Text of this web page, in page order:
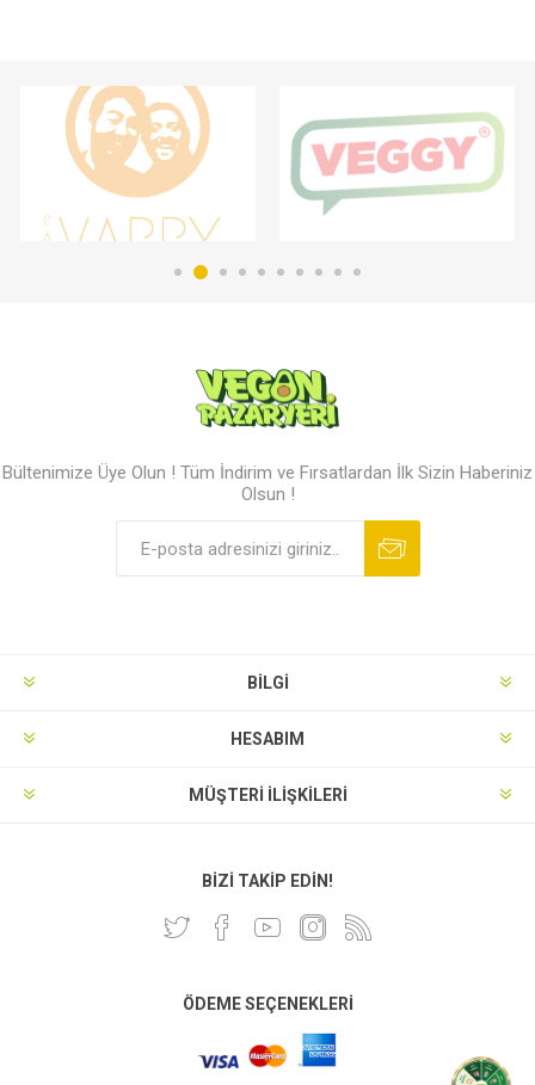
Bültenimize Üye Olun ! Tüm İndirim ve Fırsatlardan İlk Sizin Haberiniz
Olsun !
BILGI
HESABIM
MÜŞTERI İLIŞKILERI
BIZI TAKIP EDIN!
ÖDEME SEÇENEKLERI